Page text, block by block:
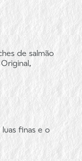
de salmão
finas e o